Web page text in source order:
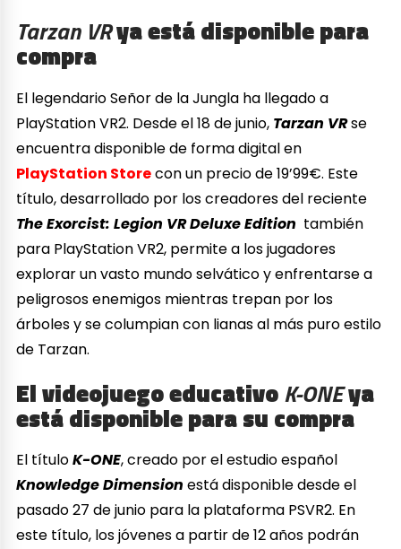
Tarzan VRya está disponible para
compra
El legendario Señor de la Jungla ha llegado a
PlayStation VR2. Desde el 18 de junio, Tarzan VRse
encuentra disponible de forma digital en
PlayStation Storecon un precio de 19’99€. Este
título, desarrollado por los creadores del reciente
The Exorcist: Legion VR Deluxe Edition también
para PlayStation VR2, permite a los jugadores
explorar un vasto mundo selvático y enfrentarse a
peligrosos enemigos mientras trepan por los
árboles y se columpian con lianas al más puro estilo
de Tarzan.
El videojuego educativoK-ONEya
está disponible para su compra
El títuloK-ONE, creado por el estudio español
Knowledge Dimensionestá disponible desde el
pasado 27 de junio para la plataforma PSVR2. En
este título, los jóvenes a partir de 12 años podrán